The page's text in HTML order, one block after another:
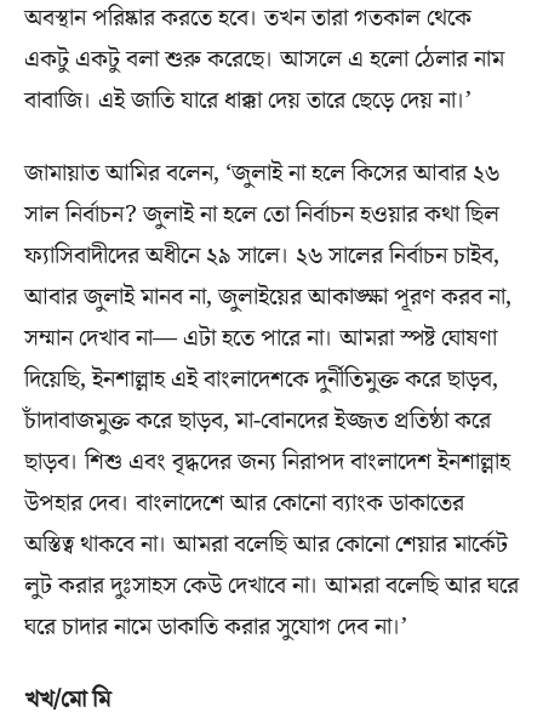
অবস্থান পরিষ্কার করতে হবে। তখন তারা গতকাল থেকে
একটু একটু বলা শুরু করেছে। আসলে এ হলো ঠেলার নাম
বাবাজি। এই জাতি যারে ধাক্কা দেয় তারে ছেড়ে দেয় না।’
জামায়াত আমির বলেন, ‘জুলাই না হলে কিসের আবার ২৬
সাল নির্বাচন? জুলাই না হলে তো নির্বাচন হওয়ার কথা ছিল
ফ্যাসিবাদীদের অধীনে ২৯ সালে। ২৬ সালের নির্বাচন চাইব,
আবার জুলাই মানব না, জুলাইয়ের আকাঙ্ক্ষা পূরণ করব না,
সম্মান দেখাব না— এটা হতে পারে না। আমরা স্পষ্ট ঘোষণা
দিয়েছি, ইনশাল্লাহ এই বাংলাদেশকে দুর্নীতিমুক্ত করে ছাড়ব,
চাঁদাবাজমুক্ত করে ছাড়ব, মা-বোনদের ইজ্জত প্রতিষ্ঠা করে
ছাড়ব। শিশু এবং বৃদ্ধদের জন্য নিরাপদ বাংলাদেশ ইনশাল্লাহ
উপহার দেব। বাংলাদেশে আর কোনো ব্যাংক ডাকাতের
অস্তিত্ব থাকবে না। আমরা বলেছি আর কোনো শেয়ার মার্কেট
লুট করার দুঃসাহস কেউ দেখাবে না। আমরা বলেছি আর ঘরে
ঘরে চাদার নামে ডাকাতি করার সুযোগ দেব না।’
খখ/মো মি